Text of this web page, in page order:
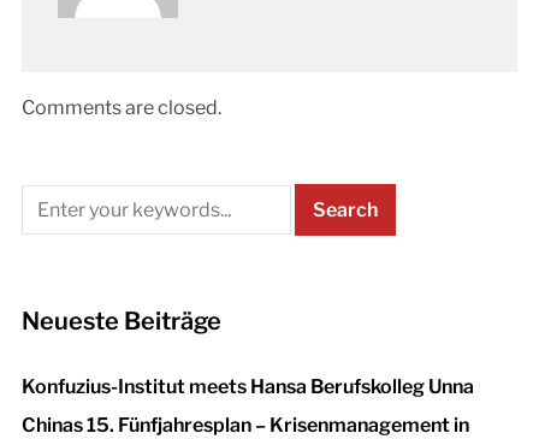
Comments are closed.
Neueste Beiträge
Konfuzius-Institut meets Hansa Berufskolleg Unna
Chinas 15. Fünfjahresplan – Krisenmanagement in